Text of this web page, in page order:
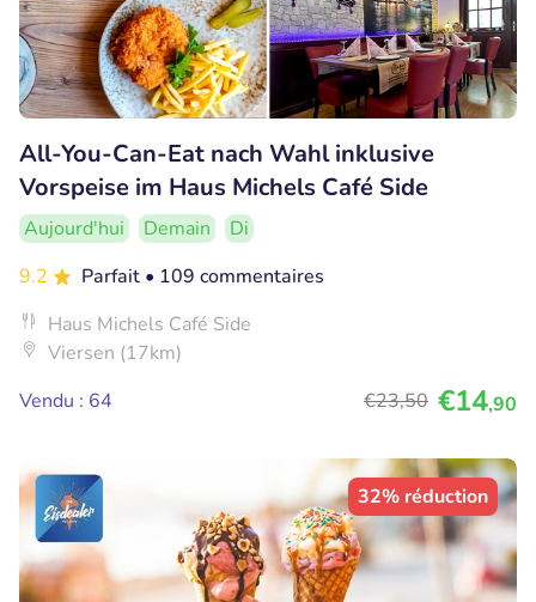
All-You-Can-Eat nach Wahl inklusive
Vorspeise im Haus Michels Café Side
Aujourd'hui Demain
Di
9.2
Parfait • 109 commentaires
Haus Michels Café Side
Viersen (17km)
Vendu : 64
€23,50 €14,90
32% réduction